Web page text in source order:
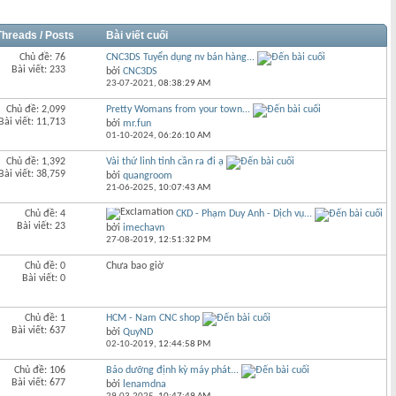
/ Posts Bài viết cuối
Chủ đề: 76
Bài viết: 233
CNC3DS Tuyển dụng nv bán hàng...
bởiCNC3DS
23-07-2021,08:38:29 AM
Chủ đề: 2,099
Bài viết: 11,713
Pretty Womans from your town...
bởimr.fun
01-10-2024,06:26:10 AM
Chủ đề: 1,392
Bài viết: 38,759
Vài thứ linh tinh cần ra đi ạ
bởiquangroom
21-06-2025, 10:07:43 AM
Chủ đề: 4
Bài viết: 23
CKD - Phạm Duy Anh - Dịch vụ...
bởiimechavn
27-08-2019, 12:51:32 PM
Chủ đề: 0
Bài viết: 0
Chưa bao giờ
Chủ đề: 1
Bài viết: 637
HCM - Nam CNC shop
bởiQuyND
02-10-2019, 12:44:58 PM
Chủ đề: 106
Bài viết: 677
Bảo dưỡng định kỳ máy phát...
bởi lenamdna